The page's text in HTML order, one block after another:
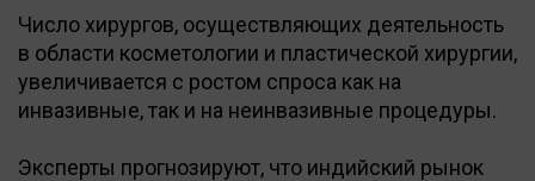
Число хирургов, осуществляющих деятельность
в области косметологии и пластической хирургии,
увеличивается с ростом спроса как на
инвазивные, так и на неинвазивные процедуры.
Эксперты прогнозируют, что индийский рынок